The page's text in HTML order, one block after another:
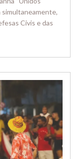
simultaneamente,
Civis e das